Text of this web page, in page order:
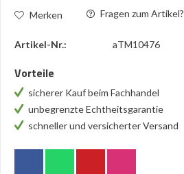
Merken Fragen zum Artikel?
Artikel-Nr.: aTM10476
Vorteile
sicherer Kauf beim Fachhandel
unbegrenzte Echtheitsgarantie
schneller und versicherter Versand